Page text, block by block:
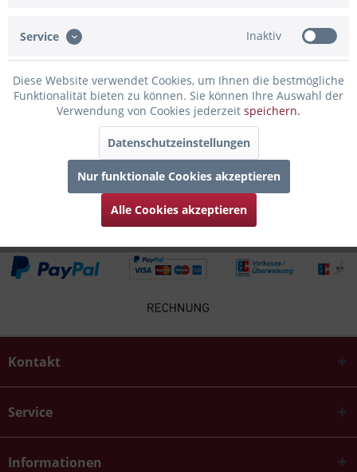
Bewertungen lesen, schreiben und diskutieren...mehr
Infos zum Hersteller
Folgende Infos zum Hersteller sind verfübar......
6
Kontakt
Service
Informationen
Service Inaktiv
Diese Website verwendet Cookies, um Ihnen die bestmögliche
Funktionalität bieten zu können. Sie können Ihre Auswahl der
Verwendung von Cookies jederzeit speichern.
Datenschutzeinstellungen
Nur funktionale Cookies akzeptieren
Alle Cookies akzeptieren